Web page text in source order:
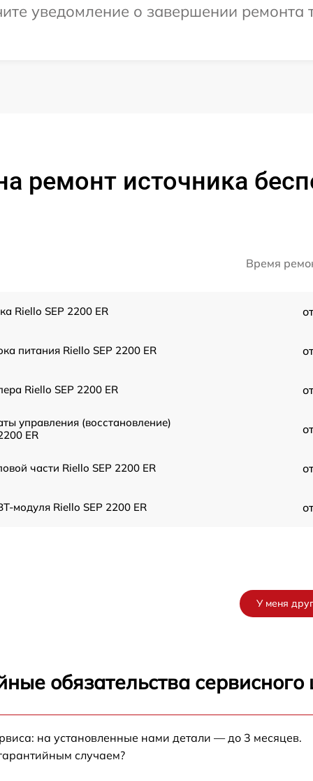
уведомление о завершении ремонта
ремонт источника
Время
Riello SEP 2200 ER
питания Riello SEP 2200 ER
Riello SEP 2200 ER
управления (восстановление)
ER
части Riello SEP 2200 ER
модуля Riello SEP 2200 ER
У меня
обязательства
на установленные нами детали — до 3 месяцев.
случаем?